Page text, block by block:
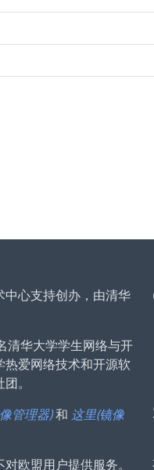
中心支持创办，由清华
清华大学学生网络与开
热爱网络技术和开源软
。
管理器)和 这里(镜像
欧盟用户提供服务。